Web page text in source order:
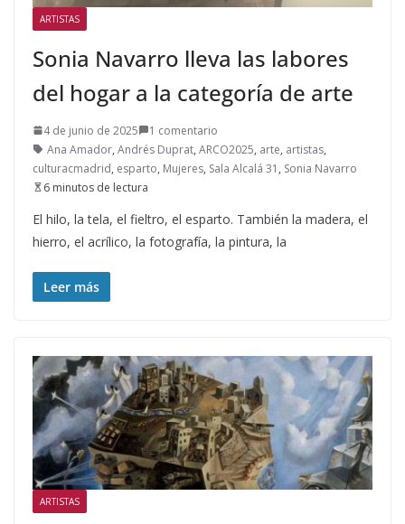
ARTISTAS
Sonia Navarro lleva las labores
del hogar a la categoría de arte
4 de junio de 2025
1 comentario
Ana Amador, Andrés Duprat, ARCO2025, arte, artistas,
culturacmadrid, esparto, Mujeres, Sala Alcalá 31 , Sonia Navarro
6 minutos de lectura
El hilo, la tela, el fieltro, el esparto. También la madera, el
hierro, el acrílico, la fotografía, la pintura, la
Leer más
ARTISTAS